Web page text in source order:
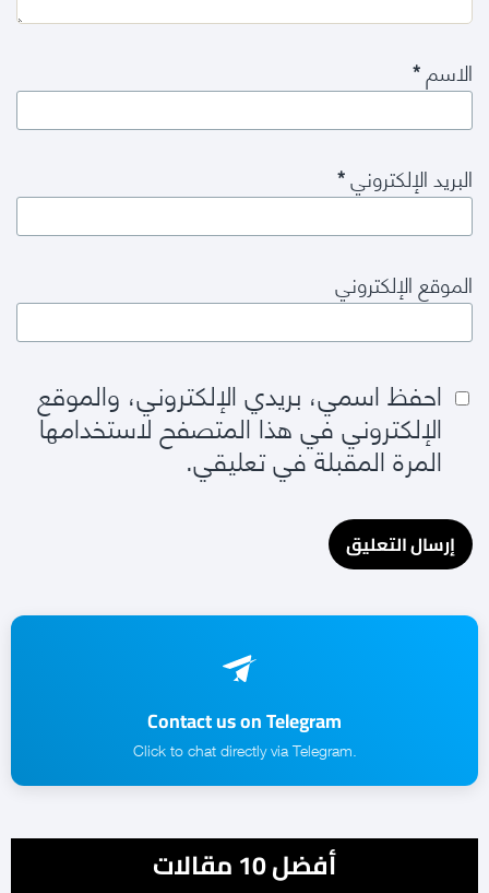
الاسم*
البريد الإلكتروني*
الموقع الإلكتروني
احفظ اسمي، بريدي الإلكتروني، والموقع
الإلكتروني في هذا المتصفح لاستخدامها
المرة المقبلة في تعليقي.
Contact us on Telegram
.Click to chat directly via Telegram
أفضل 10 مقالات